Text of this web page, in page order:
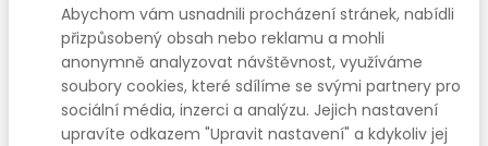
612 00 Brno-Královo Pole
Prodejna:+420 541 422 911,+420 541 422 912
e-mail:prodejna@sanomed.cz
Abychom vám usnadnili procházení stránek, nabídli
přizpůsobený obsah nebo reklamu a mohli
anonymně analyzovat návštěvnost, využíváme
soubory cookies, které sdílíme se svými partnery pro
sociální média, inzerci a analýzu. Jejich nastavení
upravíte odkazem "Upravit nastavení" a kdykoliv jej